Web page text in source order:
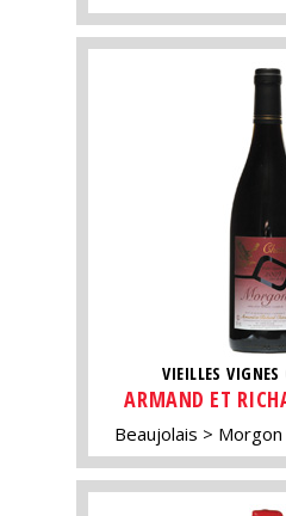
VIEILLES
ARMAND ET
Beaujolais Morgon